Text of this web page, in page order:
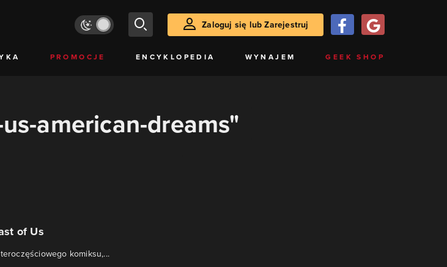
Zaloguj się lub Zarejestruj
PROMOCJE ENCYKLOPEDIA WYNAJEM GEEK SHOP
american-dreams"
of Us
komiksu,...